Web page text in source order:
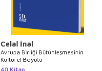
Celal İnal
Avrupa Birliği Bütünleşmesinin
Kültürel Boyutu
40 Kitap